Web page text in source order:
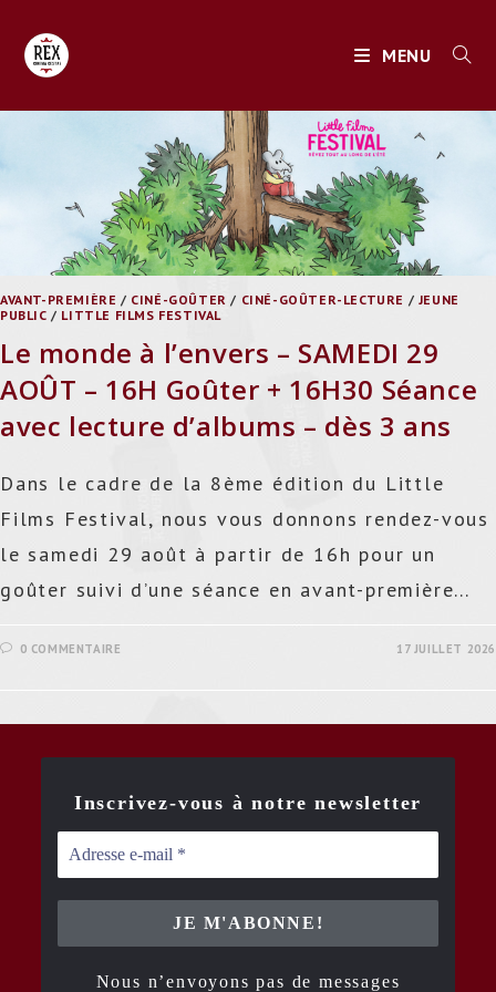
content
MENU
AVANT-PREMIÈRE / CINÉ-GOÛTER / CINÉ-GOÛTER-LECTURE / JEUNE
PUBLIC / LITTLE FILMS FESTIVAL
Le monde à l’envers – SAMEDI 29
AOÛT – 16H Goûter + 16H30 Séance
avec lecture d’albums – dès 3 ans
Dans le cadre de la 8ème édition du Little
Films Festival, nous vous donnons rendez-vous
le samedi 29 août à partir de 16h pour un
goûter suivi d’une séance en avant-première…
0 COMMENTAIRE 17 JUILLET 2026
Inscrivez-vous à notre newsletter
Nous n’envoyons pas de messages